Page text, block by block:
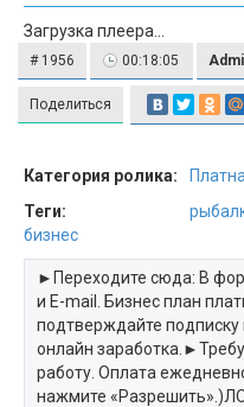
Загрузка плеера...
# 1956 00:18:05
Поделиться
Категория ролика:
Теги:
бизнес
►Переходите сюда: В
и E-mail. Бизнес план
подтверждайте
онлайн
работу. Оплата
нажмите